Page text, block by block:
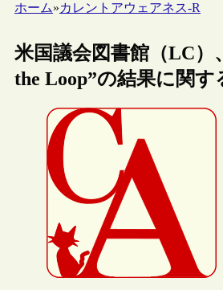
ホーム»カレントアウェアネス-R
米国議会図書館（LC）
the Loop”の結果に関